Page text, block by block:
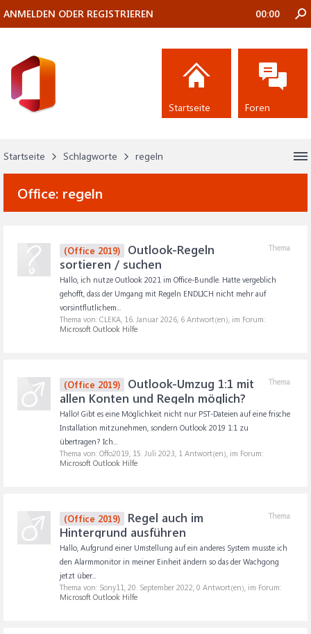
Startseite Schlagworte regeln
Office: regeln
Thema
(Office 2019)
Outlook-Regeln
sortieren / suchen
Hallo, ich nutze Outlook 2021 im Office-Bundle. Hatte vergeblich
gehofft, dass der Umgang mit Regeln ENDLICH nicht mehr auf
vorsintflutlichem...
Thema von: CLEKA, 16. Januar 2026, 6 Antwort(en), im Forum:
Microsoft Outlook Hilfe
Thema
(Office 2019)
Outlook-Umzug 1:1 mit
allen Konten und Regeln möglich?
Hallo! Gibt es eine Möglichkeit nicht nur PST-Dateien auf eine frische
Installation mitzunehmen, sondern Outlook 2019 1:1 zu
übertragen? Ich...
Thema von: Offo2019, 15. Juli 2023, 1 Antwort(en), im Forum:
Microsoft Outlook Hilfe
Thema
(Office 2019)
Regel auch im
Hintergrund ausführen
Hallo, Aufgrund einer Umstellung auf ein anderes System musste ich
den Alarmmonitor in meiner Einheit ändern so das der Wachgong
jetzt über...
Thema von: Sony11, 20. September 2022, 0 Antwort(en), im Forum:
Microsoft Outlook Hilfe
ANMELDEN ODER REGISTRIEREN 00:00
Startseite Foren